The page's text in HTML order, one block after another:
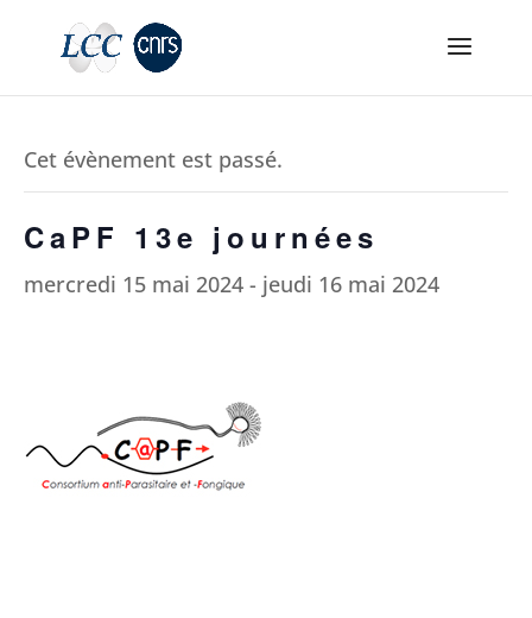
Cet évènement est passé.
CaPF 13e journées
mercredi 15 mai 2024 - jeudi 16 mai 2024